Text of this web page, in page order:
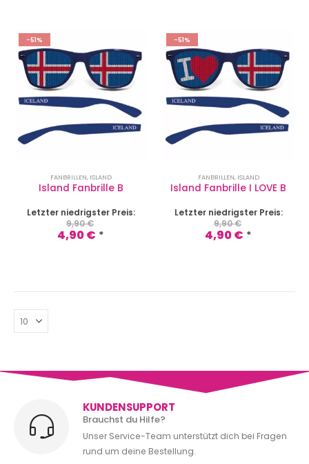
-51%
FANBRILLEN, ISLAND
Island Fanbrille B
Letzter niedrigster Preis:
9,90€
4,90€ *
-51%
FANBRILLEN, ISLAND
Island Fanbrille I LOVE B
Letzter niedrigster Preis:
9,90€
4,90€ *
KUNDENSUPPORT
Brauchst du Hilfe?
Unser Service-Team unterstützt dich bei Fragen
rund um deine Bestellung.